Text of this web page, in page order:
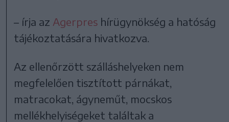
– írja az Agerpres hírügynökség a hatóság
tájékoztatására hivatkozva.
Az ellenőrzött szálláshelyeken nem
megfelelően tisztított párnákat,
matracokat, ágyneműt, mocskos
mellékhelyiségeket találtak a